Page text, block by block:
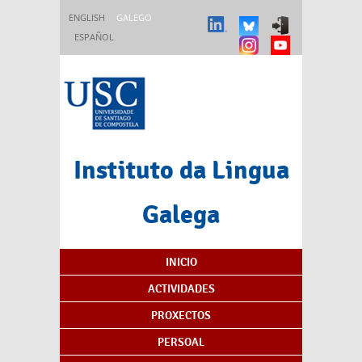
ENGLISH
GALEGO
ESPAÑOL
Instituto da Lingua
Galega
Índice de contidos
INICIO
ACTIVIDADES
PROXECTOS
PERSOAL